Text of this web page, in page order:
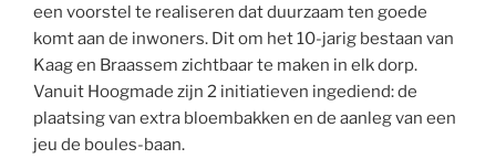
een voorstel te realiseren dat duurzaam ten goede
komt aan de inwoners. Dit om het 10-jarig bestaan van
Kaag en Braassem zichtbaar te maken in elk dorp.
Vanuit Hoogmade zijn 2 initiatieven ingediend: de
plaatsing van extra bloembakken en de aanleg van een
jeu de boules-baan.